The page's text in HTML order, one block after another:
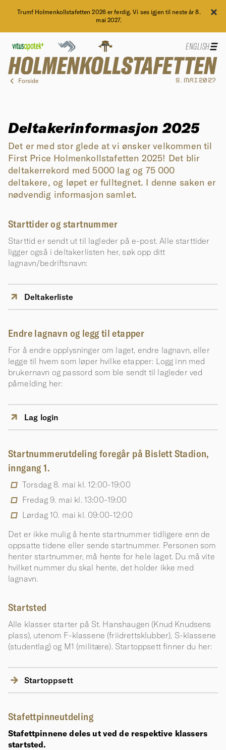
Trumf Holmenkollstafetten 2026 er ferdig. Vi ses igjen til neste år 8.
mai 2027.
Forside 8. MAI 2027
ENGLISH
Deltakerinformasjon 2025
Det er med stor glede at vi ønsker velkommen til
First Price Holmenkollstafetten 2025! Det blir
deltakerrekord med 5000 lag og 75 000
deltakere, og løpet er fulltegnet. I denne saken er
nødvendig informasjon samlet.
Starttider og startnummer
Starttid er sendt ut til lagleder på e-post. Alle starttider
ligger også i deltakerlisten her, søk opp ditt
lagnavn/bedriftsnavn:
Deltakerliste
Endre lagnavn og legg til etapper
For å endre opplysninger om laget, endre lagnavn, eller
legge til hvem som løper hvilke etapper: Logg inn med
brukernavn og passord som ble sendt til lagleder ved
påmelding her:
Lag login
Startnummerutdeling foregår på Bislett Stadion,
inngang 1.
Torsdag 8. mai kl. 12:00-19:00
Fredag 9. mai kl. 13:00-19:00
Lørdag 10. mai kl. 09:00-12:00
Det er ikke mulig å hente startnummer tidligere enn de
oppsatte tidene eller sende startnummer. Personen som
henter startnummer, må hente for hele laget. Du må vite
hvilket nummer du skal hente, det holder ikke med
lagnavn.
Startsted
Alle klasser starter på St. Hanshaugen (Knud Knudsens
plass), utenom F-klassene (friidrettsklubber), S-klassene
(studentlag) og M1 (militære). Startoppsett finner du her:
Startoppsett
Stafettpinneutdeling
Stafettpinnene deles ut ved de respektive klassers
startsted.